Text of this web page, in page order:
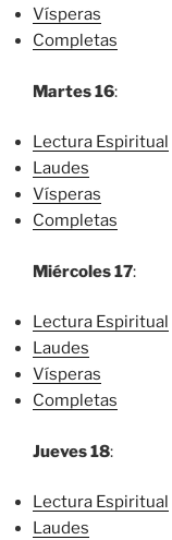
Vísperas
Completas
Martes 16:
Lectura Espiritual
Laudes
Vísperas
Completas
Miércoles 17:
Lectura Espiritual
Laudes
Vísperas
Completas
Jueves 18:
Lectura Espiritual
Laudes